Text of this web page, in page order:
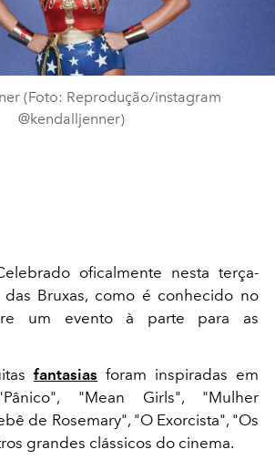
(Foto: Reprodução/instagram
@kendalljenner)
oficalmente nesta terça-
Bruxas, como é conhecido no
um evento à parte para as
fantasias foram inspiradas em
"Mean Girls", "Mulher
de Rosemary", "O Exorcista", "Os
grandes clássicos do cinema.